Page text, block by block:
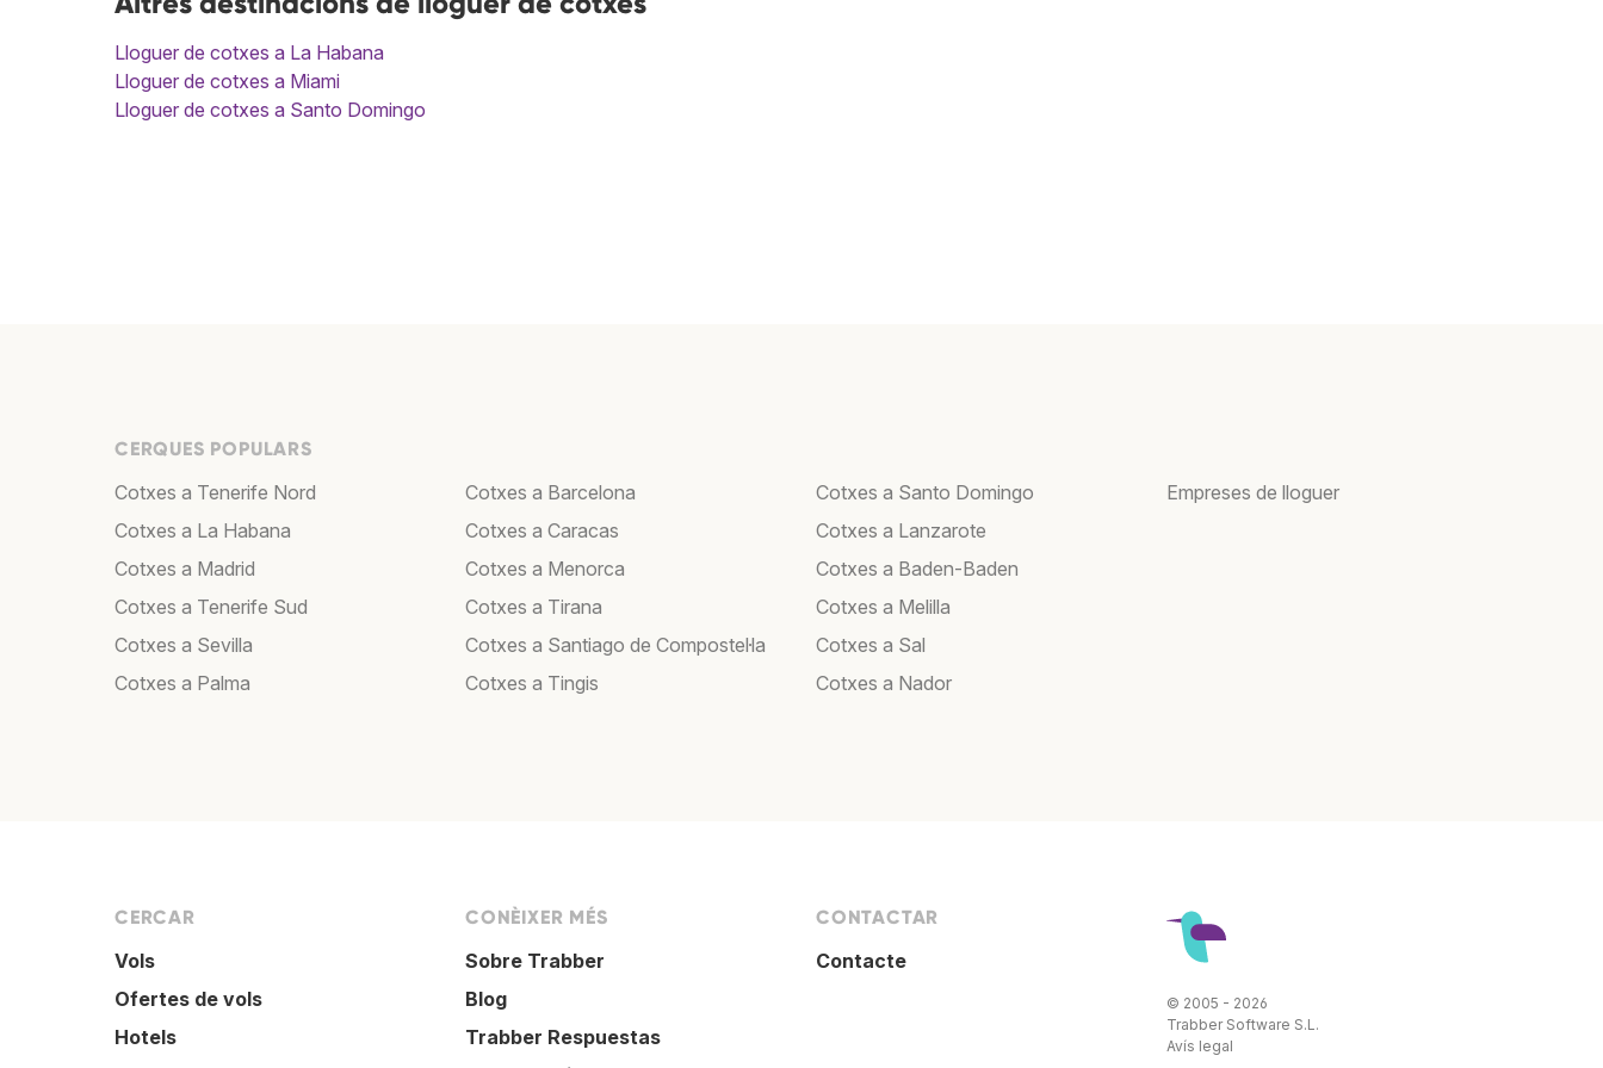
Lloguer de cotxes a La Habana
Lloguer de cotxes a Miami
Lloguer de cotxes a Santo Domingo
CERQUES POPULARS
Cotxes a Tenerife Nord
Cotxes a La Habana
Cotxes a Madrid
Cotxes a Tenerife Sud
Cotxes a Sevilla
Cotxes a Palma
Cotxes a Barcelona
Cotxes a Caracas
Cotxes a Menorca
Cotxes a Tirana
Cotxes a Santiago de Compostel·la
Cotxes a Tingis
Cotxes a Santo Domingo
Cotxes a Lanzarote
Cotxes a Baden-Baden
Cotxes a Melilla
Cotxes a Sal
Cotxes a Nador
Empreses de lloguer
CERCAR
Vols
Ofertes de vols
Hotels
CONÈIXER MÉS
Sobre Trabber
Blog
Trabber Respuestas
CONTACTAR
Contacte
© 2005 - 2026
Trabber Software S.L.
Avís legal